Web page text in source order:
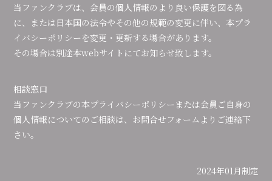
当ファンクラブは、会員の個人情報のより良い保護を図る為
に、または日本国の法令やその他の規範の変更に伴い、本プラ
イバシーポリシーを変更・更新する場合があります。
その場合は別途本webサイトにてお知らせ致します。
相談窓口
当ファンクラブの本プライバシーポリシーまたは会員ご自身の
個人情報についてのご相談は、お問合せフォームよりご連絡下
さい。
2024年01月制定